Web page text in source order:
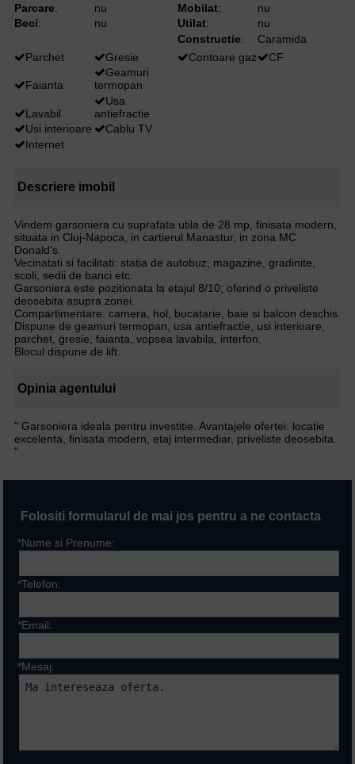
Parcare:
nu
Beci: nu
Mobilat:
nu
Utilat:
nu
Constructie:
Caramida
Parchet
Gresie
Faianta
Geamuri
termopan
Lavabil
Usa
antiefractie
Usi interioare
Cablu TV
Internet
Contoare gaz CF
Descriere imobil
Vindem garsoniera cu suprafata utila de 28 mp, finisata modern,
situata in Cluj-Napoca, in cartierul Manastur, in zona MC
Donald's.
Vecinatati si facilitati: statia de autobuz, magazine, gradinite,
scoli, sedii de banci etc.
Garsoniera este pozitionata la etajul 8/10; oferind o priveliste
deosebita asupra zonei.
Compartimentare: camera, hol, bucatarie, baie si balcon deschis.
Dispune de geamuri termopan, usa antiefractie, usi interioare,
parchet, gresie, faianta, vopsea lavabila, interfon.
Blocul dispune de lift.
Opinia agentului
" Garsoniera ideala pentru investitie. Avantajele ofertei: locatie
excelenta, finisata modern, etaj intermediar, priveliste deosebita.
"
Folositi formularul de mai jos pentru a ne contacta
*Nume si Prenume:
*Telefon:
*Email:
*Mesaj: